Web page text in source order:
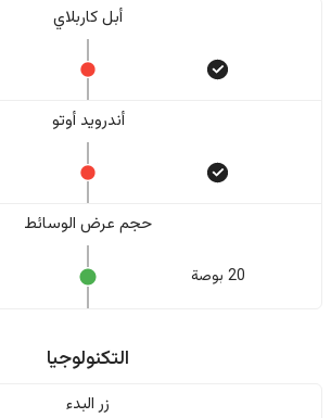
أبل كاربلاي
أندرويد أوتو
حجم عرض الوسائط
20 بوصة
التكنولوجيا
زر البدء